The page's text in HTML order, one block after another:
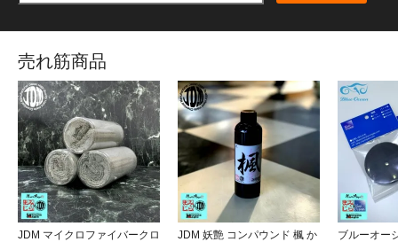
売れ筋商品
JDM マイクロファイバークロ
JDM 妖艶 コンパウンド 楓 か
ブルーオー